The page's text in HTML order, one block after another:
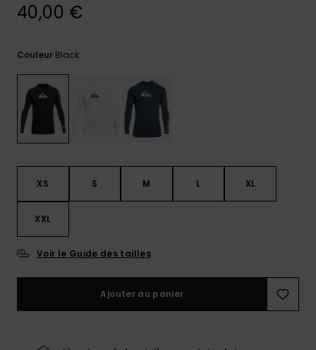
les plus
fréquentes
et notre
formulaire
la FAQ
40,00 €
Couleur Black
XS S M L XL
XXL
Voir le Guide des tailles
Ajouter au panier